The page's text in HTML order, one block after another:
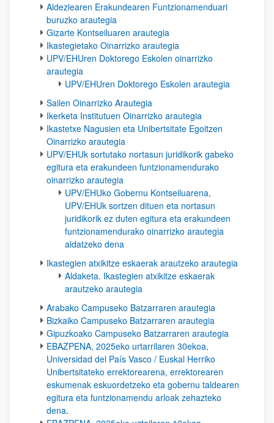
Aldezlearen Erakundearen Funtzionamenduari
buruzko arautegia
Gizarte Kontseiluaren arautegia
Ikastegietako Oinarrizko arautegia
UPV/EHUren Doktorego Eskolen oinarrizko
arautegia
UPV/EHUren Doktorego Eskolen arautegia
Sailen Oinarrizko Arautegia
Ikerketa Institutuen Oinarrizko arautegia
Ikastetxe Nagusien eta Unibertsitate Egoitzen
Oinarrizko arautegia
UPV/EHUk sortutako nortasun juridikorik gabeko
egitura eta erakundeen funtzionamendurako
oinarrizko arautegia
UPV/EHUko Gobernu Kontseiluarena,
UPV/EHUk sortzen dituen eta nortasun
juridikorik ez duten egitura eta erakundeen
funtzionamendurako oinarrizko arautegia
aldatzeko dena
Ikastegien atxikitze eskaerak arautzeko arautegia
Aldaketa. Ikastegien atxikitze eskaerak
arautzeko arautegia
Arabako Campuseko Batzarraren arautegia
Bizkaiko Campuseko Batzarraren arautegia
Gipuzkoako Campuseko Batzarraren arautegia
EBAZPENA, 2025eko urtarrilaren 30ekoa,
Universidad del País Vasco / Euskal Herriko
Unibertsitateko errektorearena, errektorearen
eskumenak eskuordetzeko eta gobernu taldearen
egitura eta funtzionamendu arloak zehazteko
dena.